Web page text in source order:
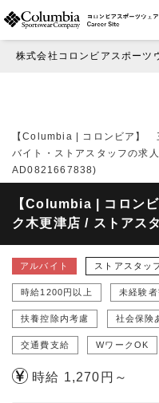
株式会社コロンビアスポーツ
【Columbia | コロンビア】
バイト・ストアスタッフの求
AD0821667838)
【Columbia | コロン
ク木更津店 / ストアス
アルバイト ストアスタッ
時給1200円以上 未経験者
扶養控除内考慮 社会保険
交通費支給 WワークOK
時給 1,270円～